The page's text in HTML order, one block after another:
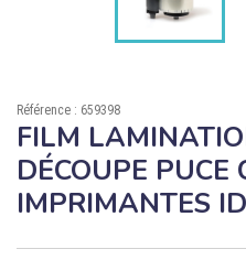
Contact
Référence : 659398
FILM
DÉCOUPE PUCE
IMPRIMANTES